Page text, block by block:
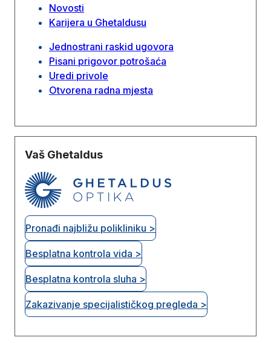
Novosti
Karijera u Ghetaldusu
Jednostrani raskid ugovora
Pisani prigovor potrošaća
Uredi privole
Otvorena radna mjesta
Vaš Ghetaldus
Pronađi najbližu polikliniku >
Besplatna kontrola vida >
Besplatna kontrola sluha >
Zakazivanje specijalističkog pregleda >